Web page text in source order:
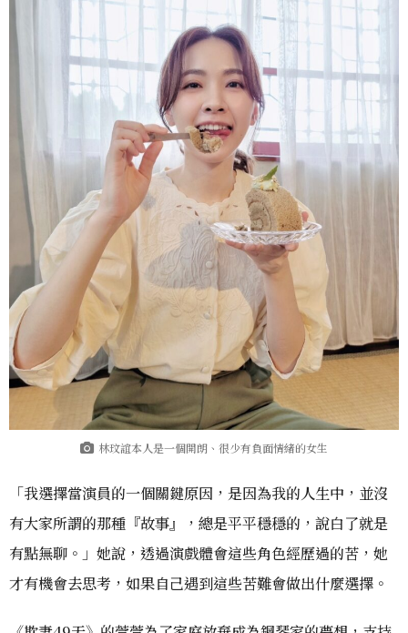
林玟誼本人是一個開朗、很少有負面情緒的女生
「我選擇當演員的一個關鍵原因，是因為我的人生中，並沒
有大家所謂的那種『故事』，總是平平穩穩的，說白了就是
有點無聊。」她說，透過演戲體會這些角色經歷過的苦，她
才有機會去思考，如果自己遇到這些苦難會做出什麼選擇。